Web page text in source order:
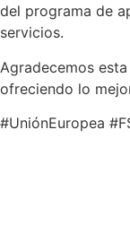
del programa de
servicios.
Agradecemos
ofreciendo lo
#UniónEuropea